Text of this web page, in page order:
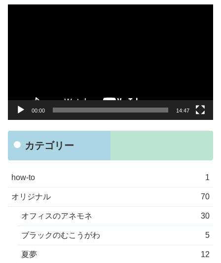
00:00 14:47
カテゴリー
how-to 1
オリジナル 70
オフィスのアネモネ 30
ブラックのむこうがわ 5
夏夢 12